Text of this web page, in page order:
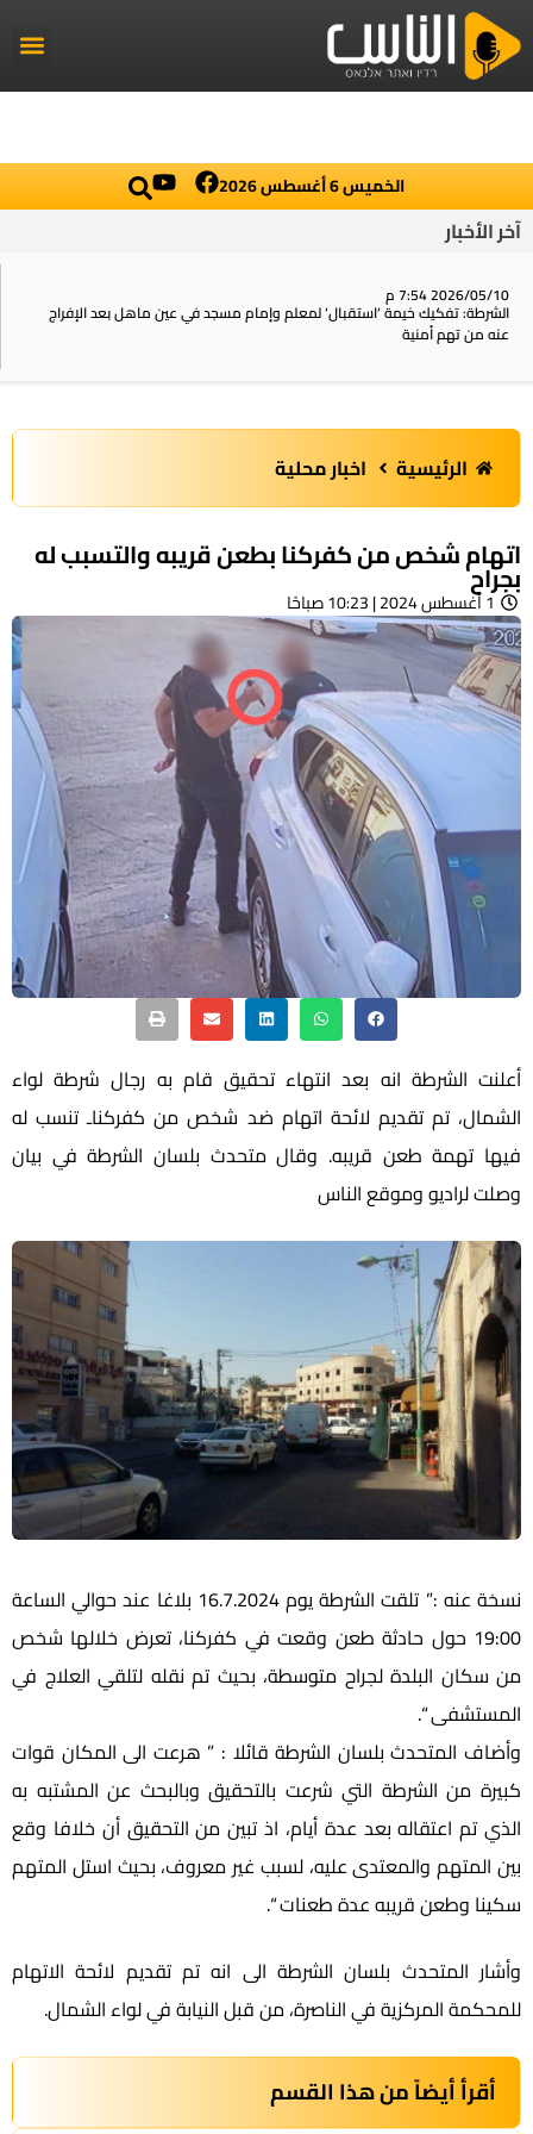
الخميس 6 أغسطس 2026
آخر الأخبار
2026/05/10 7:54 م
الشرطة: تفكيك خيمة ‘استقبال‘ لمعلم وإمام مسجد في عين ماهل بعد الإفراج
عنه من تهم أمنية
الرئيسية اخبار محلية
اتهام شخص من كفركنا بطعن قريبه والتسبب له
بجراح
1 أغسطس 2024 | 10:23 صباحًا
أعلنت الشرطة انه بعد انتهاء تحقيق قام به رجال شرطة لواء
الشمال، تم تقديم لائحة اتهام ضد شخص من كفركناـ تنسب له
فيها تهمة طعن قريبه. وقال متحدث بلسان الشرطة في بيان
وصلت لراديو وموقع الناس
نسخة عنه :” تلقت الشرطة يوم 16.7.2024 بلاغا عند حوالي الساعة
19:00 حول حادثة طعن وقعت في كفركنا، تعرض خلالها شخص
من سكان البلدة لجراح متوسطة، بحيث تم نقله لتلقي العلاج في
المستشفى “.
وأضاف المتحدث بلسان الشرطة قائلا : ” هرعت الى المكان قوات
كبيرة من الشرطة التي شرعت بالتحقيق وبالبحث عن المشتبه به
الذي تم اعتقاله بعد عدة أيام، اذ تبين من التحقيق أن خلافا وقع
بين المتهم والمعتدى عليه، لسبب غير معروف، بحيث استل المتهم
سكينا وطعن قريبه عدة طعنات “.
وأشار المتحدث بلسان الشرطة الى انه تم تقديم لائحة الاتهام
للمحكمة المركزية في الناصرة، من قبل النيابة في لواء الشمال.
أقرأ أيضاً من هذا القسم